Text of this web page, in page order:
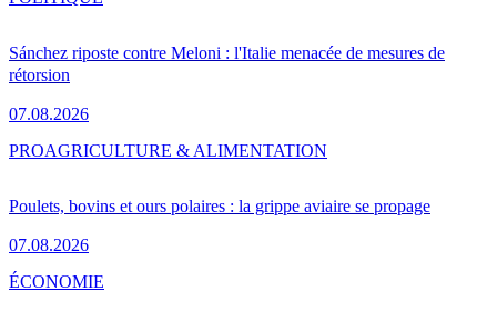
Sánchez riposte contre Meloni : l'Italie menacée de mesures de
rétorsion
07.08.2026
Poulets, bovins et ours polaires : la grippe aviaire se propage
07.08.2026
PROAGRICULTURE & ALIMENTATION
ÉCONOMIE